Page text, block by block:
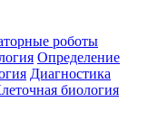
роботы
Определение
Диагностика
биология